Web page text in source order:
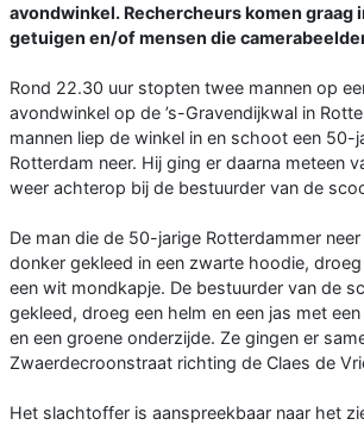
avondwinkel. Rechercheurs komen graag
getuigen en/of mensen die
Rond 22.30 uur stopten twee mannen op
avondwinkel op de ’s-Gravendijkwal in
mannen liep de winkel in en schoot een 50-
Rotterdam neer. Hij ging er daarna meteen
weer achterop bij de bestuurder van de
De man die de 50-jarige Rotterdammer
donker gekleed in een zwarte hoodie,
een wit mondkapje. De bestuurder van de
gekleed, droeg een helm en een jas met
en een groene onderzijde. Ze gingen er
Zwaerdecroonstraat richting de Claes de
Het slachtoffer is aanspreekbaar naar het